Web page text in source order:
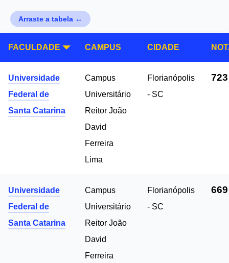
Arraste a tabela ↔
FACULDADE CAMPUS CIDADE
Universidade
Federal de
Santa Catarina
Campus
Universitário
Reitor João
David
Ferreira
Lima
Florianópolis
- SC
723
Universidade
Federal de
Santa Catarina
Campus
Universitário
Reitor João
David
Ferreira
Florianópolis
- SC
669